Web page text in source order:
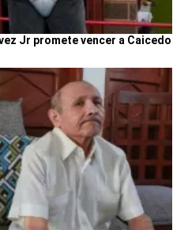
Jr promete vencer a Caicedo